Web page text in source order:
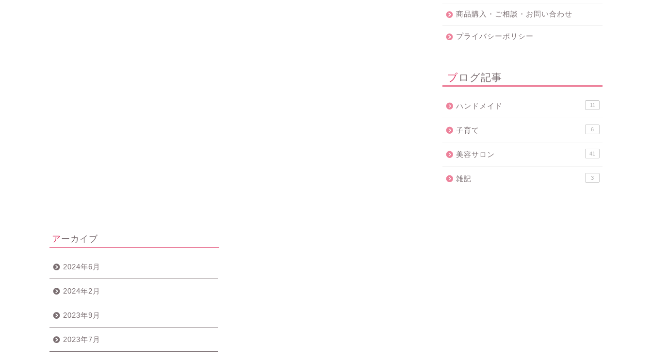
商品購入・ご相談・お問い合わせ
プライバシーポリシー
ブログ記事
ハンドメイド 11
子育て 6
美容サロン 41
雑記 3
アーカイブ
2024年6月
2024年2月
2023年9月
2023年7月